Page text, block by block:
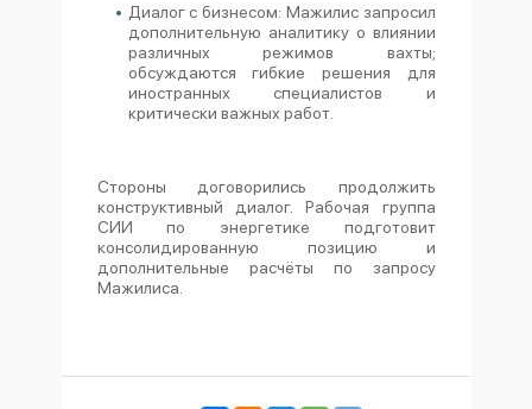
Диалог с бизнесом: Мажилис запросил
дополнительную аналитику о влиянии
различных режимов вахты;
обсуждаются гибкие решения для
иностранных специалистов и
критически важных работ.
Стороны договорились продолжить
конструктивный диалог. Рабочая группа
СИИ по энергетике подготовит
консолидированную позицию и
дополнительные расчёты по запросу
Мажилиса.